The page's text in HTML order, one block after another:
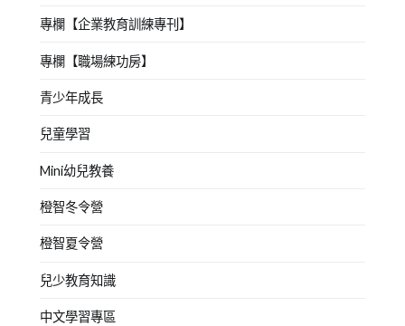
專欄【企業教育訓練專刊】
專欄【職場練功房】
青少年成長
兒童學習
Mini幼兒教養
橙智冬令營
橙智夏令營
兒少教育知識
中文學習專區